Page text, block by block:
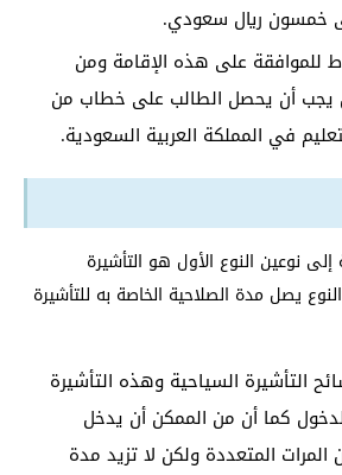
خمسون ريال سعودي.
للموافقة على هذه الإقامة ومن
يجب أن يحصل الطالب على خطاب من
في المملكة العربية السعودية.
نوعين النوع الأول هو التأشيرة
يصل مدة الصلاحية الخاصة به للتأشيرة
التأشيرة السياحية وهذه التأشيرة
كما أن من الممكن أن يدخل
المرات المتعددة ولكن لا تزيد مدة